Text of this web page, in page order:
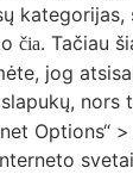
čia. Tačiau
jog